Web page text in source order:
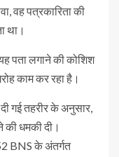
वह पत्रकारिता की
था।
पता लगाने की कोशिश
काम कर रहा है।
दी गई तहरीर के अनुसार,
की धमकी दी।
BNS के अंतर्गत